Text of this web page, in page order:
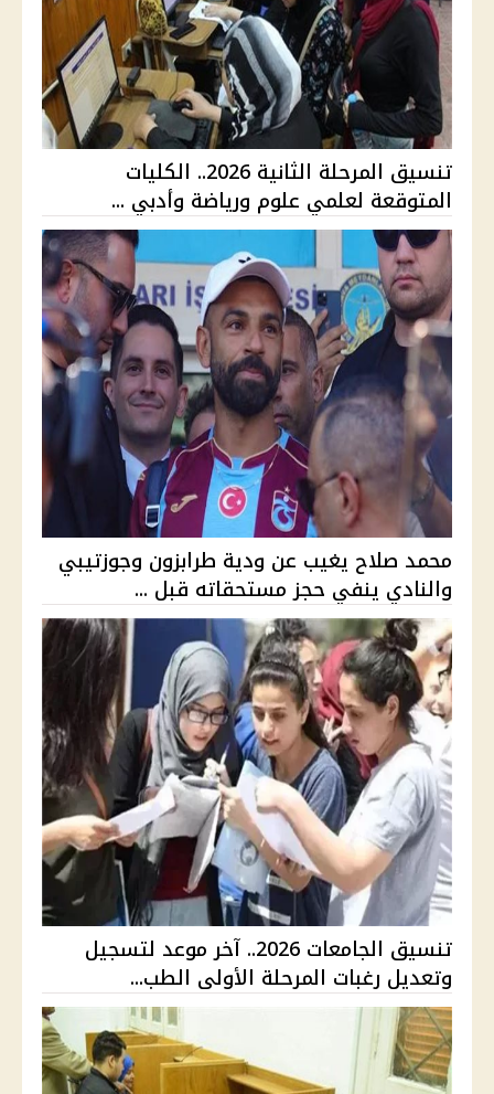
تنسيق المرحلة الثانية 2026.. الكليات
المتوقعة لعلمي علوم ورياضة وأدبي ...
محمد صلاح يغيب عن ودية طرابزون وجوزتيبي
والنادي ينفي حجز مستحقاته قبل ...
تنسيق الجامعات 2026.. آخر موعد لتسجيل
وتعديل رغبات المرحلة الأولى الطب...